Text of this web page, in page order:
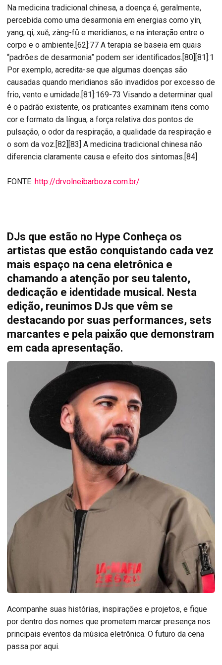
Na medicina tradicional chinesa, a doença é, geralmente,
percebida como uma desarmonia em energias como yin,
yang, qi, xuĕ, zàng-fǔ e meridianos, e na interação entre o
corpo e o ambiente.[62]:77 A terapia se baseia em quais
“padrões de desarmonia” podem ser identificados.[80][81]:1
Por exemplo, acredita-se que algumas doenças são
causadas quando meridianos são invadidos por excesso de
frio, vento e umidade.[81]:169-73 Visando a determinar qual
é o padrão existente, os praticantes examinam itens como
cor e formato da língua, a força relativa dos pontos de
pulsação, o odor da respiração, a qualidade da respiração e
o som da voz.[82][83] A medicina tradicional chinesa não
diferencia claramente causa e efeito dos sintomas.[84]
FONTE: http://drvolneibarboza.com.br/
DJs que estão no Hype Conheça os
artistas que estão conquistando cada vez
mais espaço na cena eletrônica e
chamando a atenção por seu talento,
dedicação e identidade musical. Nesta
edição, reunimos DJs que vêm se
destacando por suas performances, sets
marcantes e pela paixão que demonstram
em cada apresentação.
Acompanhe suas histórias, inspirações e projetos, e fique
por dentro dos nomes que prometem marcar presença nos
principais eventos da música eletrônica. O futuro da cena
passa por aqui.